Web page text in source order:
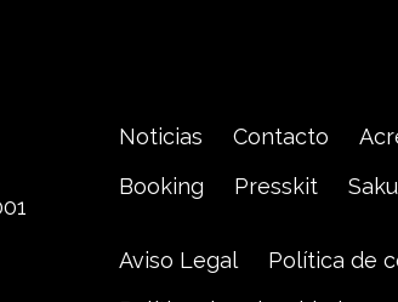
Noticias Contacto
Booking
Presskit
Aviso Legal
Política de